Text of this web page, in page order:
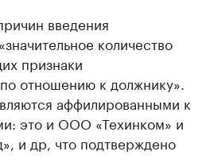
введения
количество
признаки
отношению к должнику».
аффилированными к
это и ООО «Техинком» и
и др, что подтверждено